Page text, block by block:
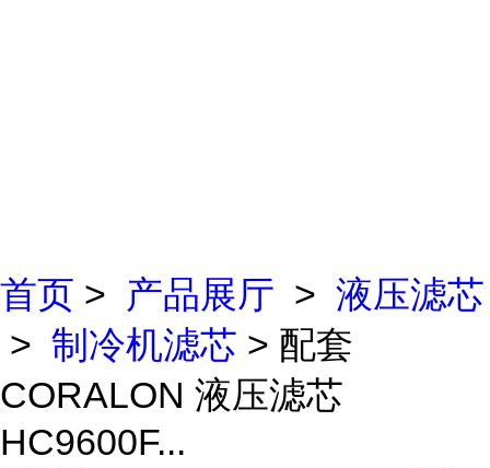
首页 > 产品展厅 > 液压滤芯
> 制冷机滤芯 > 配套
CORALON 液压滤芯
HC9600F...